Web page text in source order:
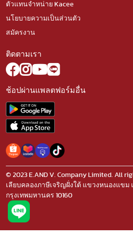
ตัวแทนจำหน่าย Kacee
นโยบายความเป็นส่วนตัว
สมัครงาน
ติดตามเรา
ช้อปผ่านแพลตฟอร์มอื่น
© 2023 E.AND V. Company Limited. All
เลียบคลองภาษีเจริญฝั่งใต้ แขวงหนองแขม
กรุงเทพมหานคร 10160